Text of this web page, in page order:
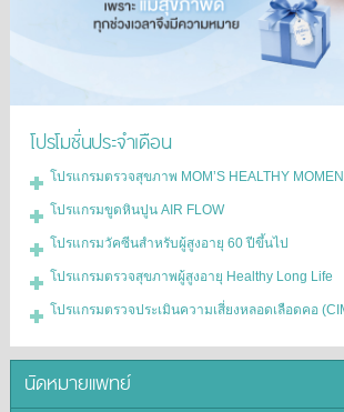
โปรโมชั่นประจำเดือน
โปรแกรมตรวจสุขภาพ MOM’S HEALTHY
โปรแกรมขูดหินปูน AIR FLOW
โปรแกรมวัคซีนสำหรับผู้สูงอายุ 60 ปีขึ้นไป
โปรแกรมตรวจสุขภาพผู้สูงอายุ Healthy Long Life
โปรแกรมตรวจประเมินความเสี่ยงหลอดเลือดคอ
นัดหมายแพทย์